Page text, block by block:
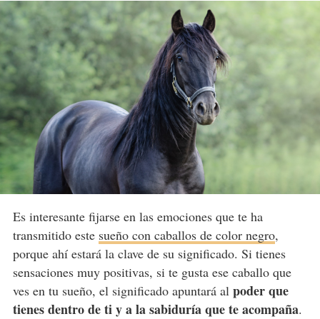
Es interesante fijarse en las emociones que te ha
transmitido este sueño con caballos de color negro,
porque ahí estará la clave de su significado. Si tienes
sensaciones muy positivas, si te gusta ese caballo que
ves en tu sueño, el significado apuntará al poder que
tienes dentro de ti y a la sabiduría que te acompaña.